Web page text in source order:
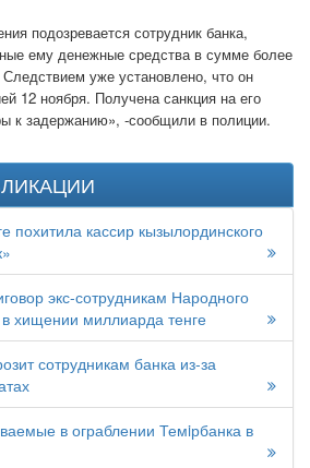
подозревается сотрудник банка,
ему денежные средства в сумме более
уже установлено, что он
12 ноября. Получена санкция на его
к задержанию», -сообщили в полиции.
похитила кассир кызылординского
экс-сотрудникам Народного
хищении миллиарда тенге
сотрудникам банка из-за
в ограблении Темiрбанка в